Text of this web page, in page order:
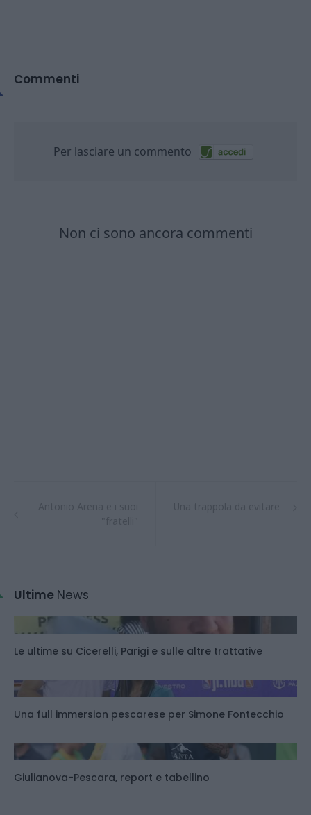
Commenti
Ultime News
Le ultime su Cicerelli, Parigi e sulle altre trattative
Una full immersion pescarese per Simone Fontecchio
Giulianova-Pescara, report e tabellino